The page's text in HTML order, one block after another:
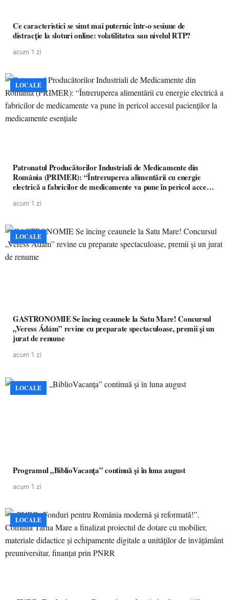
Ce caracteristici se simt mai puternic într-o sesiune de
distracție la sloturi online: volatilitatea sau nivelul RTP?
acum 1 zi
LOCALE
Patronatul Producătorilor Industriali de Medicamente din
România (PRIMER): “Întreruperea alimentării cu energie
electrică a fabricilor de medicamente va pune în pericol accesul
acum 1 zi
LOCALE
GASTRONOMIE Se încing ceaunele la Satu Mare! Concursul
„Veress Ádám” revine cu preparate spectaculoase, premii și un
jurat de renume
acum 1 zi
LOCALE
Programul „BiblioVacanța” continuă și în luna august
acum 1 zi
LOCALE